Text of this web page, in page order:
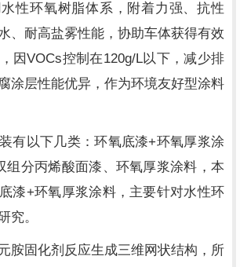
性环氧树脂体系，附着力强、抗性
、耐高盐雾性能，协助车体获得有效
因VOCs控制在120g/L以下，减少排
涂层性能优异，作为环境友好型涂料
有以下几类：环氧底漆+环氧厚浆涂
组分丙烯酸面漆、环氧厚浆涂料，本
漆+环氧厚浆涂料，主要针对水性环
究。
胺固化剂反应生成三维网状结构，所